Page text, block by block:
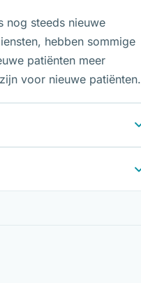
nog steeds nieuwe
hebben sommige
patiënten meer
voor nieuwe patiënten.